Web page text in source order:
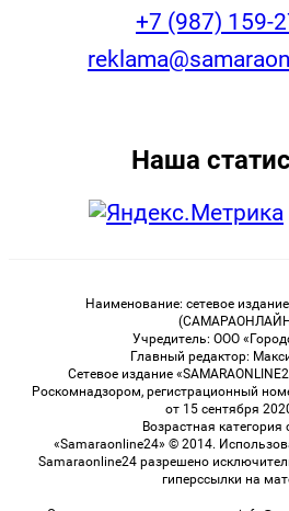
+7 (987) 159-
Наша
Наименование: сетевое
Учредитель: ООО
Главный редактор:
Сетевое издание
Роскомнадзором, регистрационный
от 15 сентября
Возрастная категория
«Samaraonline24» © 2014.
Samaraonline24 разрешено
гиперссылки на